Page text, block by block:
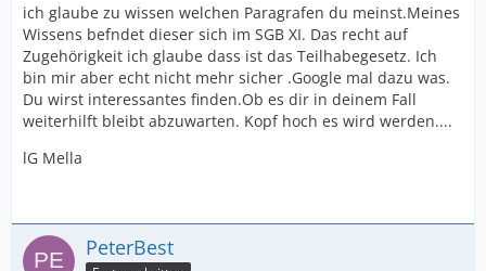
ich glaube zu wissen welchen Paragrafen du meinst.Meines
Wissens befndet dieser sich im SGB XI. Das recht auf
Zugehörigkeit ich glaube dass ist das Teilhabegesetz. Ich
bin mir aber echt nicht mehr sicher .Google mal dazu was.
Du wirst interessantes finden.Ob es dir in deinem Fall
weiterhilft bleibt abzuwarten. Kopf hoch es wird werden....
lG Mella
PeterBest